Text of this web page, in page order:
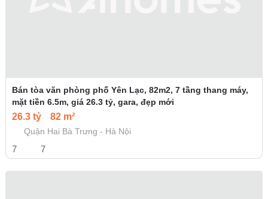
Bán tòa văn phòng phố Yên Lạc, 82m2, 7 tầng thang máy,
mặt tiền 6.5m, giá 26.3 tỷ, gara, đẹp mới
26.3 tỷ 82 m²
Quận Hai Bà Trưng - Hà Nội
7 7